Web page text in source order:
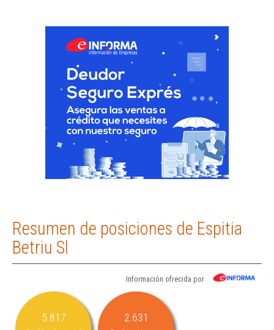
Resumen de posiciones de Espitia
Betriu Sl
Información ofrecida por
5.817 2.631